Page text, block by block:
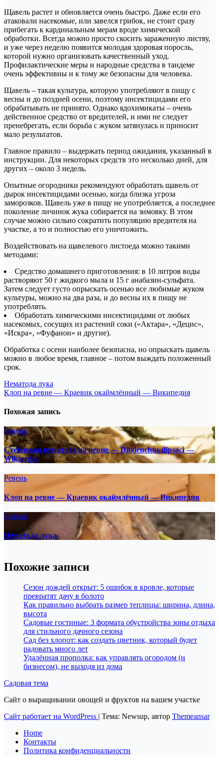
Щавель растет и обновляется очень быстро. Даже если его
атаковали насекомые, или завелся грибок, не стоит сразу
прибегать к кардинальным мерам вроде химической
обработки. Всегда можно просто скосить зараженную листву,
и уже через неделю появится молодая здоровая поросль,
которой нужно организовать качественный уход.
Профилактические меры и народные средства в тандеме
очень эффективны и к тому же безопасны для человека.
Щавель – такая культура, которую употребляют в пищу с
весны и до поздней осени, поэтому инсектицидами его
обрабатывать не принято. Однако ядохимикаты – очень
действенное средство от вредителей, и ими не следует
пренебрегать, если борьба с жуком затянулась и приносит
мало результатов.
Главное правило – выдержать период ожидания, указанный в
инструкции. Для некоторых средств это несколько дней, для
других – около 3 недель.
Опытные огородники рекомендуют обработать щавель от
дырок инсектицидами осенью, когда близка угроза
заморозков. Щавель уже в пищу не употребляется, а последнее
поколение личинок жука собирается на зимовку. В этом
случае можно сильно сократить популяцию вредителя на
участке, а то и полностью его уничтожить.
Воздействовать на щавелевого листоеда можно такими
методами:
Средство домашнего приготовления: в 10 литров воды
растворяют 50 г жидкого мыла и 15 г анабазин-сульфата.
Затем следует густо опрыскать осенью все любимые жуком
культуры, можно на два раза, и до весны их в пищу не
употреблять.
Обработать химическими инсектицидами от любых
насекомых, сосущих из растений соки («Актара», «Децис»,
«Искра», «Фуфанон» и другие).
Обработка с осени наиболее безопасна, но опрыскать щавель
можно в любое время, главное – потом выждать положенный
срок.
Навигация
по
записям
Нематода лука
Клоп на ревне — Краевик окаймлённый — Википедия
Похожая запись
Ревень
Стеблевая нематода на ревне — Ditylenchus dipsaci —
Wikipedia
Ревень
Клоп на ревне — Краевик окаймлённый — Википедия
Ревень
Нематода лука
Похожие записи
Сезон дождей открыт: 5 ошибок в кровле, которые
превратят дачу в болото
Как правильно выбрать размер теплицы: ширина, длина,
высота
Садовые гостиные: 3 формата обустройства зоны отдыха
для стильного дачного сезона
Сад без хлопот: как создать цветник, который будет
радовать много лет
Удалённая прополка: как управлять огородом (и
бизнесом), не выходя из дома
Садовая тема
Сайт о выращивании овощей и фруктов на вашем участке
Сайт работает на WordPress | Тема: Newsup, автор Themeansar
Home
Контакты
Политика конфиденциальности